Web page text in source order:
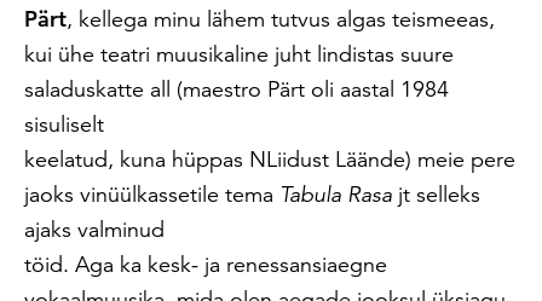
Pärt, kellega minu lähem tutvus algas teismeeas,
kui ühe teatri muusikaline juht lindistas suure
saladuskatte all (maestro Pärt oli aastal 1984
sisuliselt
keelatud, kuna hüppas NLiidust Läände) meie pere
jaoks vinüülkassetile tema Tabula Rasa jt selleks
ajaks valminud
töid. Aga ka kesk- ja renessansiaegne